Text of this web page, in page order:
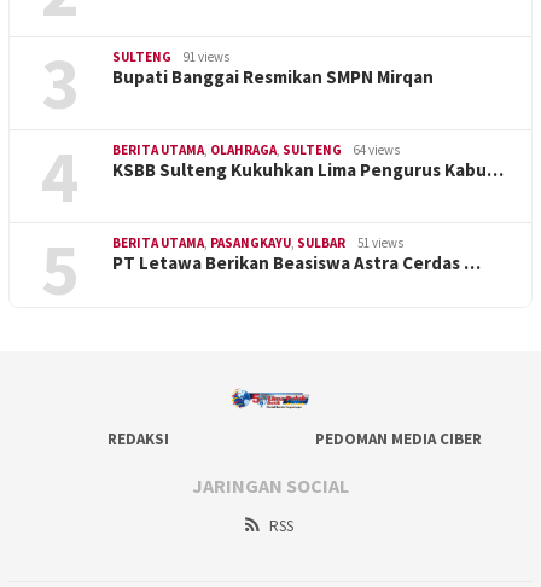
3 SULTENG 91 views
Bupati Banggai Resmikan SMPN Mirqan
4 BERITA UTAMA, OLAHRAGA, SULTENG 64 views
KSBB Sulteng Kukuhkan Lima Pengurus Kabu…
5 BERITA UTAMA, PASANGKAYU, SULBAR 51 views
PT Letawa Berikan Beasiswa Astra Cerdas …
REDAKSI PEDOMAN MEDIA CIBER
JARINGAN SOCIAL
RSS